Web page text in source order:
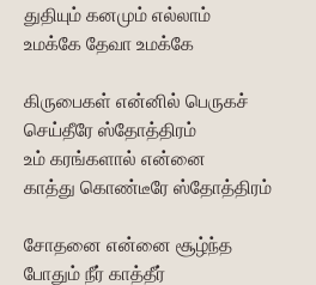
துதியும் கனமும் எல்லாம்
உமக்கே தேவா உமக்கே
கிருபைகள் என்னில் பெருகச்
செய்தீரே ஸ்தோத்திரம்
உம் கரங்களால் என்னை
காத்து கொண்டீரே ஸ்தோத்திரம்
சோதனை என்னை சூழ்ந்த
போதும் நீர் காத்தீர்